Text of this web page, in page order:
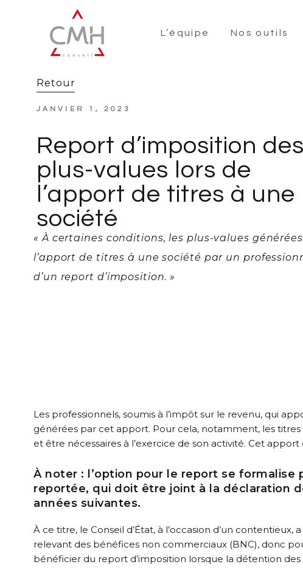
L’équipe Nos outils
Retour
JANVIER 1, 2023
Report d’imposition des
plus-values lors de
l’apport de titres à une
société
« À certaines conditions, les plus-values
l’apport de titres à une société par un
d’un report d’imposition. »
Les professionnels, soumis à l’impôt sur le revenu, qui
générées par cet apport. Pour cela, notamment, les
et être nécessaires à l’exercice de son activité. Cet
À noter : l’option pour le report se
reportée, qui doit être joint à la déclaration
années suivantes.
À ce titre, le Conseil d’État, à l’occasion d’un
relevant des bénéfices non commerciaux (BNC), donc
bénéficier du report d’imposition lorsque la détention